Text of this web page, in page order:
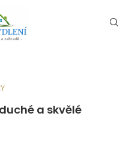
a skvělé